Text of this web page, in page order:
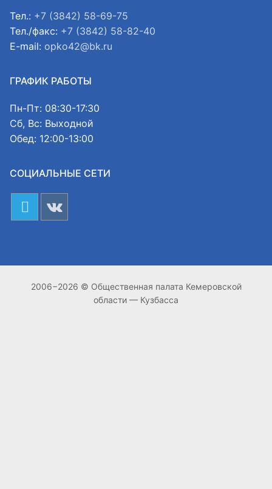
Тел.: +7 (3842) 58-69-75
Тел./факс: +7 (3842) 58-82-40
E-mail: opko42@bk.ru
ГРАФИК РАБОТЫ
Пн-Пт: 08:30-17:30
Сб, Вс: Выходной
Обед: 12:00-13:00
СОЦИАЛЬНЫЕ СЕТИ
2006−2026 © Общественная палата Кемеровской
области — Кузбасса